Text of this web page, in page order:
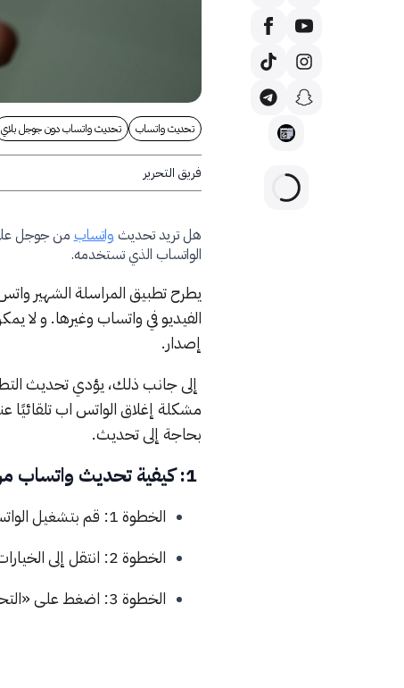
تحديث واتساب تحديث واتساب دون جوجل بلاي
فريق التحرير
هل تريد تحديثواتسابمن جوجل على
الواتساب الذي تستخدمه.
يطرح تطبيق المراسلة الشهير
الفيديو في واتساب وغيرها. و لا
إصدار.
إلى جانب ذلك، يؤدي تحديث
مشكلة إغلاق الواتس اب
بحاجة إلى تحديث.
1: كيفية تحديث واتساب من جوجل باستخدام الواتساب نفسه
الخطوة 1: قم بتشغيل الواتساب.
الخطوة 2: انتقل إلى الخيارات > الإعدادات.
الخطوة 3: اضغط على «التحقق من وجود تحديث».